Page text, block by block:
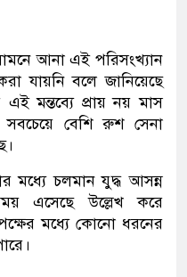
আনা এই পরিসংখ্যান
যায়নি বলে জানিয়েছে
এই মন্তব্যে প্রায় নয় মাস
বেশি রুশ সেনা
মধ্যে চলমান যুদ্ধ আসন্ন
এসেছে উল্লেখ করে
মধ্যে কোনো ধরনের